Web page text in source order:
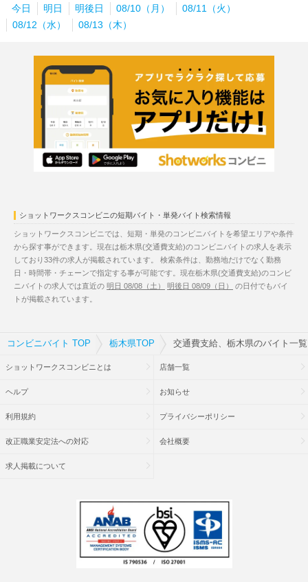
今日 明日 明後日 08/10（月）
08/11（火）
08/12（水）
08/13（木）
ショットワークスコンビニの短期バイト・単発バイト検索情報
ショットワークスコンビニでは、短期・単発のコンビニバイトを希望エリアや条件
から探す事ができます。現在は栃木県(交通費支給)のコンビニバイトの求人を表示
しており33件の求人が掲載されています。 検索条件は、勤務地だけでなく勤務
日・時間帯・チェーンで指定する事が可能です。現在栃木県(交通費支給)のコンビ
ニバイトの求人では直近の 明日 08/08（土） 明後日 08/09（日）
の日付でもバイ
トが掲載されています。
コンビニバイト TOP 栃木県TOP 交通費支給、栃木県のバイト一覧
ショットワークスコンビニとは 店舗一覧
ヘルプ お知らせ
利用規約 プライバシーポリシー
改正職業安定法への対応 会社概要
求人掲載について